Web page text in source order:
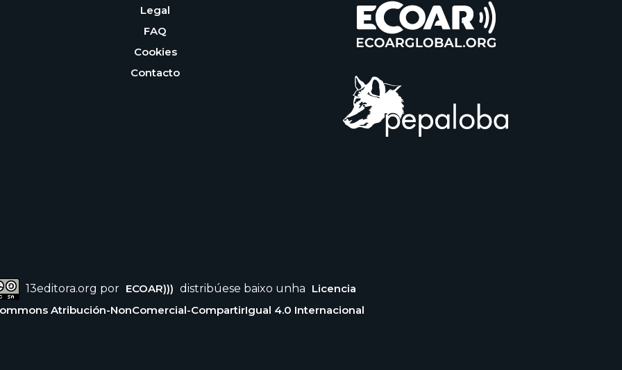
Legal
FAQ
Cookies
Contacto
13editora.org por ECOAR))) distribúese baixo unha Licencia
Atribución-NonComercial-CompartirIgual 4.0 Internacional